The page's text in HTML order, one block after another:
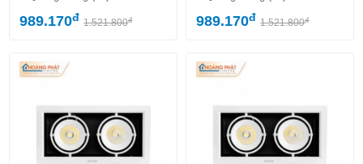
989.170đ 1.521.800đ 989.170đ 1.521.800đ